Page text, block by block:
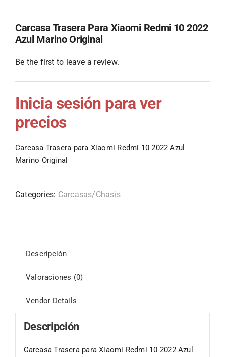
Carcasa Trasera Para Xiaomi Redmi 10 2022
Azul Marino Original
Be the first to leave a review.
Inicia sesión para ver
precios
Carcasa Trasera para Xiaomi Redmi 10 2022 Azul
Marino Original
Categories: Carcasas/Chasis
Descripción
Valoraciones (0)
Vendor Details
Descripción
Carcasa Trasera para Xiaomi Redmi 10 2022 Azul